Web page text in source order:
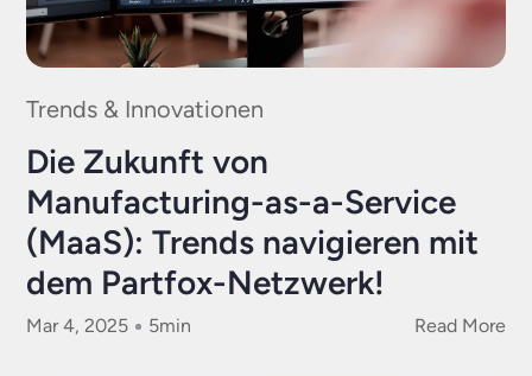
Trends & Innovationen
Die Zukunft von
Manufacturing-as-a-Service
(MaaS): Trends navigieren mit
dem Partfox-Netzwerk!
Mar 4, 2025 5min Read More